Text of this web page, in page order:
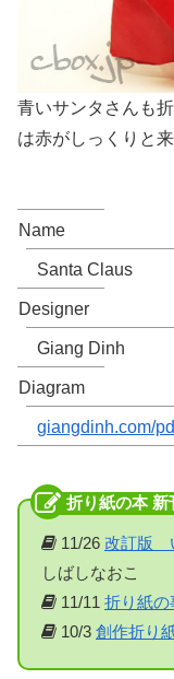
青いサンタさんも
は赤がしっくりと
Name
Santa Claus
Designer
Giang Dinh
Diagram
giangdinh.com/
11/26 改訂版
しばしなおこ
11/11 折り紙の
10/3 創作折り